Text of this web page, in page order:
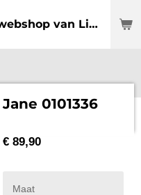
Welkom op de webshop van Lingerie Elly
Jane 0101336
€ 89,90
Maat